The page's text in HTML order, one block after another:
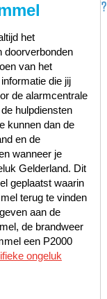
het
doorverbonden
van het
die jij
de alarmcentrale
hulpdiensten
kunnen dan de
en de
wanneer je
Gelderland. Dit
geplaatst waarin
terug te vinden
aan de
de brandweer
een P2000
ongeluk